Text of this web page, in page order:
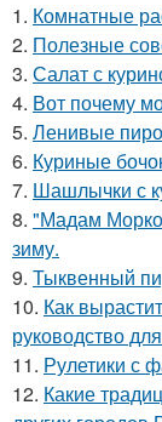
1. Комнатные
2. Полезные
3. Салат с
4. Вот почему
5. Ленивые
6. Куриные
7. Шашлычки с
8. "Мадам
зиму.
9. Тыквенный
10. Как
руководство
11. Рулетики с
12. Какие